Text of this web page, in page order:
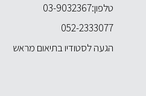
טלפון:03-9032367
052-2333077
הגעה לסטודיו בתיאום מראש